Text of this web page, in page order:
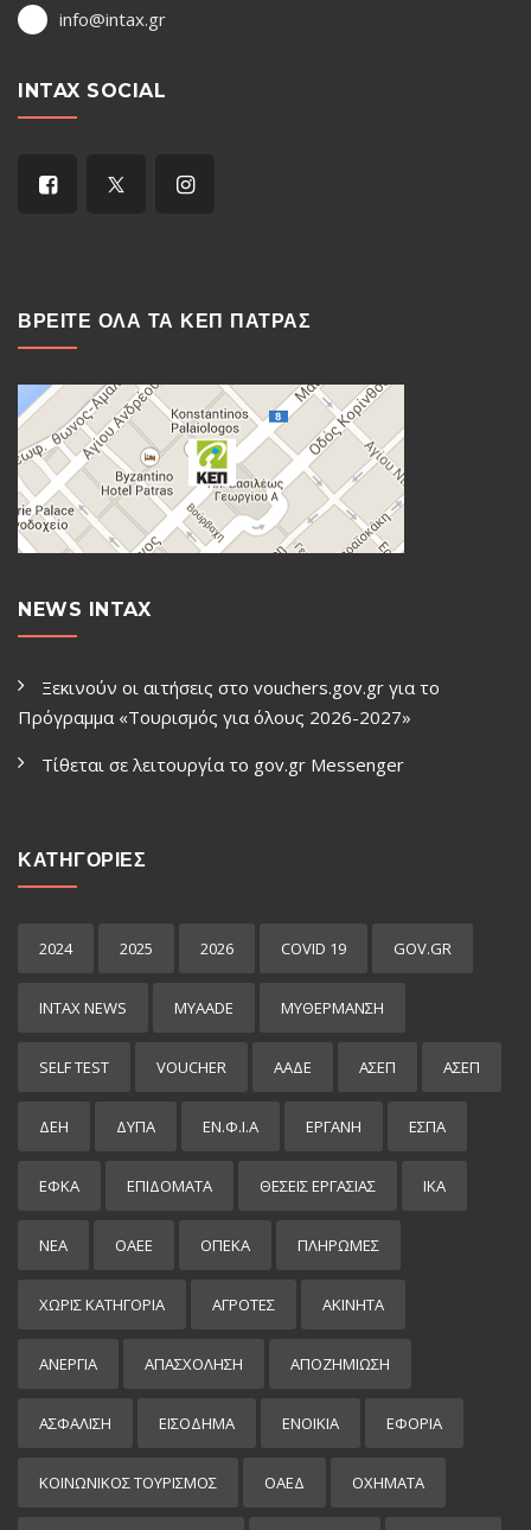
info@intax.gr
INTAX SOCIAL
ΒΡΕΙΤΕ ΟΛΑ ΤΑ ΚΕΠ ΠΑΤΡΑΣ
NEWS INTAX
Ξεκινούν οι αιτήσεις στο vouchers.gov.gr για το
Πρόγραμμα «Τουρισμός για όλους 2026-2027»
Τίθεται σε λειτουργία το gov.gr Μessenger
ΚΑΤΗΓΟΡΙΕΣ
2024 2025 2026 COVID 19 GOV.GR
INTAX NEWS MYAADE MYΘΈΡΜΑΝΣΗ
SELF TEST VOUCHER ΑΑΔΕ ΑΣΕΠ ΑΣΕΠ
ΔΕΗ ΔΥΠΑ ΕΝ.Φ.Ι.Α ΕΡΓΑΝΗ ΕΣΠΑ
ΕΦΚΑ ΕΠΙΔΌΜΑΤΑ ΘΕΣΕΙΣ ΕΡΓΑΣΙΑΣ ΙΚΑ
ΝΕΑ ΟΑΕΕ ΟΠΕΚΑ ΠΛΗΡΩΜΕΣ
ΧΩΡΊΣ ΚΑΤΗΓΟΡΊΑ ΑΓΡΟΤΕΣ ΑΚΙΝΗΤΑ
ΑΝΕΡΓΙΑ ΑΠΑΣΧΟΛΗΣΗ ΑΠΟΖΗΜΙΩΣΗ
ΑΣΦΑΛΙΣΗ ΕΙΣΌΔΗΜΑ ΕΝΟΙΚΙΑ ΕΦΟΡΙΑ
ΚΟΙΝΩΝΙΚΟΣ ΤΟΥΡΙΣΜΟΣ ΟΑΕΔ ΟΧΗΜΑΤΑ